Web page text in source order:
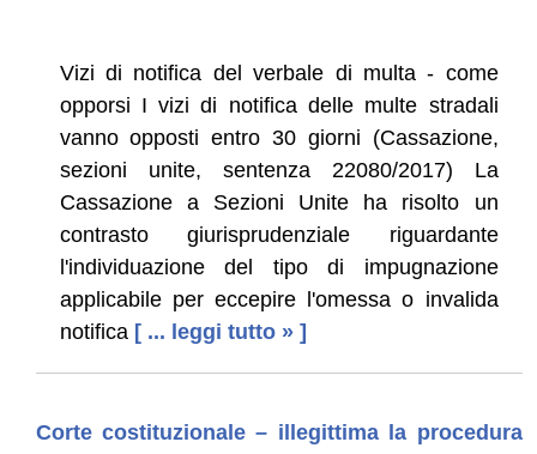
Vizi di notifica del verbale di multa - come
opporsi I vizi di notifica delle multe stradali
vanno opposti entro 30 giorni (Cassazione,
sezioni unite, sentenza 22080/2017) La
Cassazione a Sezioni Unite ha risolto un
contrasto giurisprudenziale riguardante
l'individuazione del tipo di impugnazione
applicabile per eccepire l'omessa o invalida
notifica [ ... leggi tutto » ]
Corte costituzionale – illegittima la procedura